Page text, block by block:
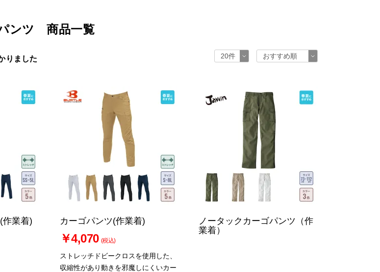
ンツ 商品一覧
りました
作業着) カーゴパンツ(作業着)
￥4,070 (税込)
ストレッチドビークロスを使用した、
収縮性があり動きを邪魔しにくいカー
ノータックカーゴパンツ（作
業着）